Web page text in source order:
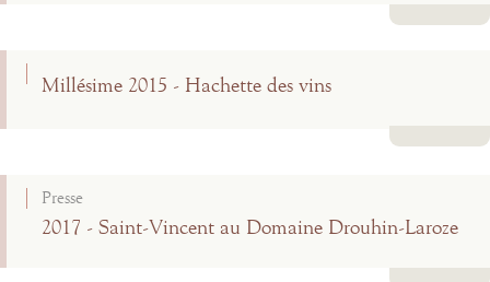
Millésime 2015 - Hachette des vins
Presse
2017 - Saint-Vincent au Domaine Drouhin-Laroze